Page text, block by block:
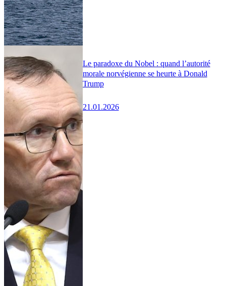
Le paradoxe du Nobel : quand l’autorité
morale norvégienne se heurte à Donald
Trump
21.01.2026